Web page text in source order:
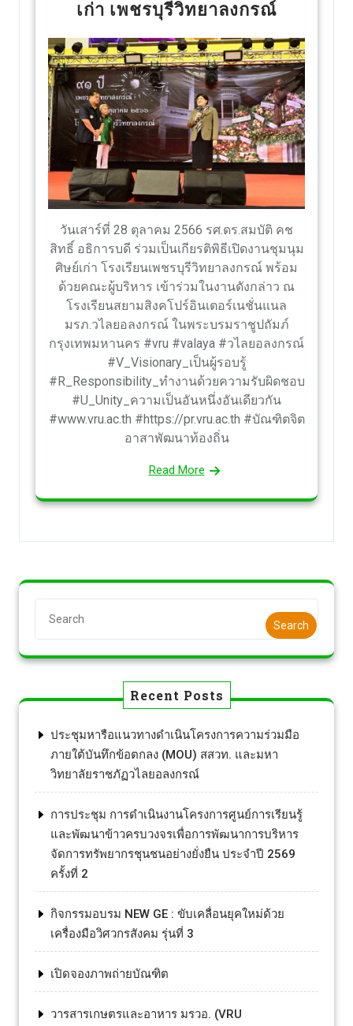
เก่า เพชรบุรีวิทยาลงกรณ์
วันเสาร์ที่ 28 ตุลาคม 2566 รศ.ดร.สมบัติ คช
สิทธิ์ อธิการบดี ร่วมเป็นเกียรติพิธีเปิดงานชุมนุม
ศิษย์เก่า โรงเรียนเพชรบุรีวิทยาลงกรณ์ พร้อม
ด้วยคณะผู้บริหาร เข้าร่วมในงานดังกล่าว ณ
โรงเรียนสยามสิงคโปร์อินเตอร์เนชั่นแนล
มรภ.วไลยอลงกรณ์ ในพระบรมราชูปถัมภ์
กรุงเทพมหานคร #vru #valaya #วไลยอลงกรณ์
#V_Visionary_เป็นผู้รอบรู้
#R_Responsibility_ทำงานด้วยความรับผิดชอบ
#U_Unity_ความเป็นอันหนึ่งอันเดียวกัน
#www.vru.ac.th #https://pr.vru.ac.th #บัณฑิตจิต
อาสาพัฒนาท้องถิ่น
Read More
Search
Recent Posts
ประชุมหารือแนวทางดำเนินโครงการความร่วมมือ
ภายใต้บันทึกข้อตกลง (MOU) สสวท. และมหา
วิทยาลัยราชภัฏวไลยอลงกรณ์
การประชุม การดำเนินงานโครงการศูนย์การเรียนรู้
และพัฒนาข้าวครบวงจรเพื่อการพัฒนาการบริหาร
จัดการทรัพยากรชุนชนอย่างยั่งยืน ประจำปี 2569
ครั้งที่ 2
กิจกรรมอบรม NEW GE : ขับเคลื่อนยุคใหม่ด้วย
เครื่องมือวิศวกรสังคม รุ่นที่ 3
เปิดจองภาพถ่ายบัณฑิต
วารสารเกษตรและอาหาร มรวอ. (VRU